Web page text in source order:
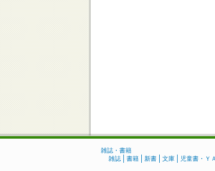
雑誌・書籍
雑誌
書籍 新書 文庫 児童書・Ｙ